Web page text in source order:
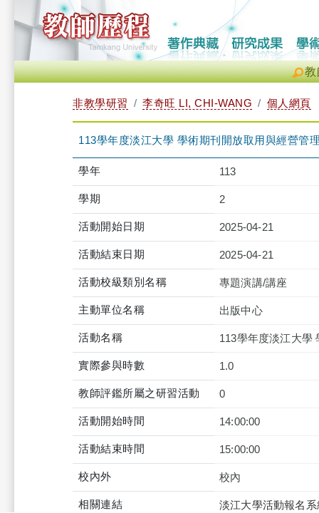
教
非教學研習 李奇旺 LI, CHI-WANG 個人網頁
113學年度淡江大學 學術期刊開放取用與經營管
學年 113
學期 2
活動開始日期 2025-04-21
活動結束日期 2025-04-21
活動校級類別名稱 專題演講/講座
主動單位名稱 出版中心
活動名稱 113學年度淡江大學
實際參與時數 1.0
教師評鑑所屬之研習活動 0
活動開始時間 14:00:00
活動結束時間 15:00:00
校內外 校內
相關連結 淡江大學活動報名